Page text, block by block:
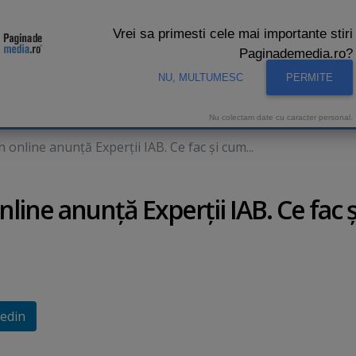
anunţă Experţii IAB. Ce fac şi cum...
anunţă Experţii IAB. Ce fac
Vrei sa primesti cele mai importante stiri
Paginademedia.ro?
NU, MULTUMESC PERMITE
Nu colectam date cu caracter personal.